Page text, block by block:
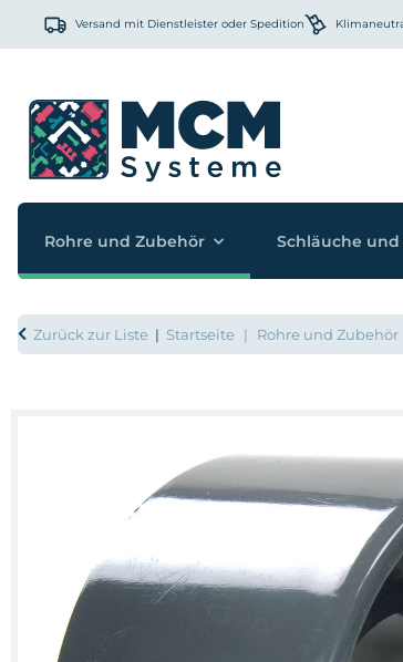
Versand mit Dienstleister oder Spedition
Rohre und Zubehör Schläuche
Zurück zur Liste Startseite Rohre und Zubehör